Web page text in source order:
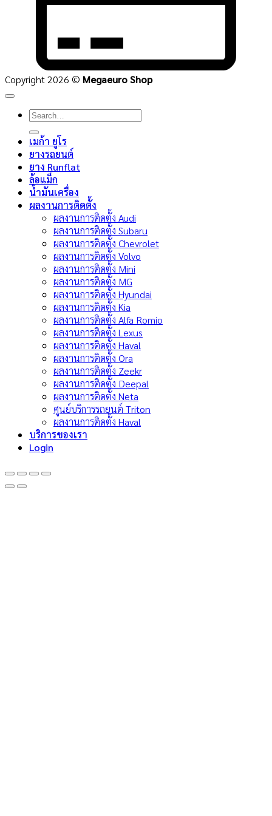
Copyright 2026 © Megaeuro Shop
Search
for:
เมก้า ยูโร
ยางรถยนต์
ยาง Runflat
ล้อแม็ก
น้ำมันเครื่อง
ผลงานการติดตั้ง
ผลงานการติดตั้ง Audi
ผลงานการติดตั้ง Subaru
ผลงานการติดตั้ง Chevrolet
ผลงานการติดตั้ง Volvo
ผลงานการติดตั้ง Mini
ผลงานการติดตั้ง MG
ผลงานการติดตั้ง Hyundai
ผลงานการติดตั้ง Kia
ผลงานการติดตั้ง Alfa Romio
ผลงานการติดตั้ง Lexus
ผลงานการติดตั้ง Haval
ผลงานการติดตั้ง Ora
ผลงานการติดตั้ง Zeekr
ผลงานการติดตั้ง Deepal
ผลงานการติดตั้ง Neta
ศูนย์บริการรถยนต์ Triton
ผลงานการติดตั้ง Haval
บริการของเรา
Login